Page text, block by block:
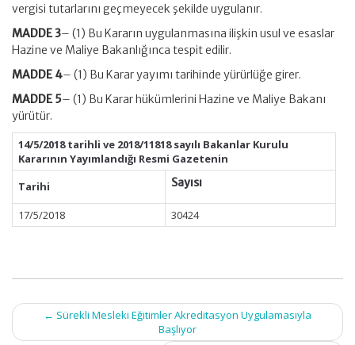
vergisi tutarlarını geçmeyecek şekilde uygulanır.
MADDE 3– (1) Bu Kararın uygulanmasına ilişkin usul ve esaslar
Hazine ve Maliye Bakanlığınca tespit edilir.
MADDE 4– (1) Bu Karar yayımı tarihinde yürürlüğe girer.
MADDE 5– (1) Bu Karar hükümlerini Hazine ve Maliye Bakanı
yürütür.
14/5/2018 tarihli ve 2018/11818 sayılı Bakanlar Kurulu
Kararının Yayımlandığı Resmi Gazetenin
Tarihi
Sayısı
17/5/2018 30424
Post
navigation
← Sürekli Mesleki Eğitimler Akreditasyon Uygulamasıyla
Başlıyor